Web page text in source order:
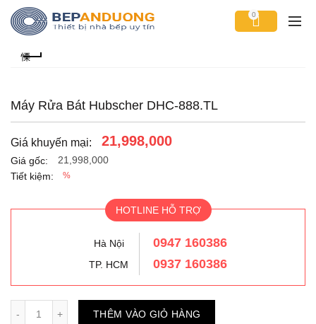
0
Máy Rửa Bát Hubscher DHC-888.TL
Giá khuyến mại: 21,998,000
Giá gốc:
21,998,000
Tiết kiệm:
%
HOTLINE HỖ TRỢ
Hà Nội 0947 160386
TP. HCM 0937 160386
THÊM VÀO GIỎ HÀNG